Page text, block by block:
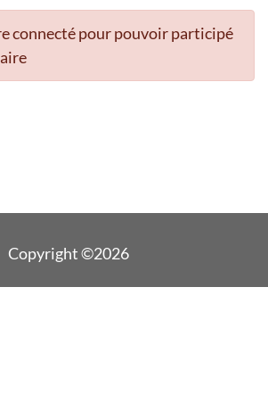
connecté pour pouvoir participé
Copyright ©2026